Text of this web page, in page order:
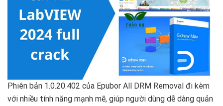
Phiên bản 1.0.20.402 của Epubor All DRM Removal đi kèm
với nhiều tính năng mạnh mẽ, giúp người dùng dễ dàng quản